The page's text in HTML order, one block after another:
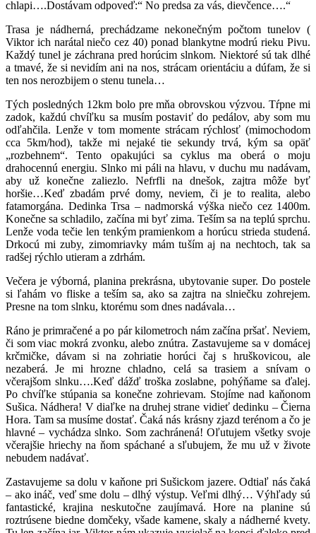
chlapi….Dostávam odpoveď:“ No predsa za vás, dievčence….“
Trasa je nádherná, prechádzame nekonečným počtom tunelov (
Viktor ich narátal niečo cez 40) ponad blankytne modrú rieku Pivu.
Každý tunel je záchrana pred horúcim slnkom. Niektoré sú tak dlhé
a tmavé, že si nevidím ani na nos, strácam orientáciu a dúfam, že si
ten nos nerozbijem o stenu tunela…
Tých posledných 12km bolo pre mňa obrovskou výzvou. Tŕpne mi
zadok, každú chvíľku sa musím postaviť do pedálov, aby som mu
odľahčila. Lenže v tom momente strácam rýchlosť (mimochodom
cca 5km/hod), takže mi nejaké tie sekundy trvá, kým sa opäť
„rozbehnem“. Tento opakujúci sa cyklus ma oberá o moju
drahocennú energiu. Slnko mi páli na hlavu, v duchu mu nadávam,
aby už konečne zaliezlo. Nefrfli na dnešok, zajtra môže byť
horšie…Keď zbadám prvé domy, neviem, či je to realita, alebo
fatamorgána. Dedinka Trsa – nadmorská výška niečo cez 1400m.
Konečne sa schladilo, začína mi byť zima. Teším sa na teplú sprchu.
Lenže voda tečie len tenkým pramienkom a horúcu strieda studená.
Drkocú mi zuby, zimomriavky mám tuším aj na nechtoch, tak sa
radšej rýchlo utieram a zdrhám.
Večera je výborná, planina prekrásna, ubytovanie super. Do postele
si ľahám vo fliske a teším sa, ako sa zajtra na slniečku zohrejem.
Presne na tom slnku, ktorému som dnes nadávala…
Ráno je primračené a po pár kilometroch nám začína pršať. Neviem,
či som viac mokrá zvonku, alebo znútra. Zastavujeme sa v domácej
krčmičke, dávam si na zohriatie horúci čaj s hruškovicou, ale
nezaberá. Je mi hrozne chladno, celá sa trasiem a snívam o
včerajšom slnku….Keď dážď troška zoslabne, pohýňame sa ďalej.
Po chvíľke stúpania sa konečne zohrievam. Stojíme nad kaňonom
Sušica. Nádhera! V diaľke na druhej strane vidieť dedinku – Čierna
Hora. Tam sa musíme dostať. Čaká nás krásny zjazd terénom a čo je
hlavné – vychádza slnko. Som zachránená! Oľutujem všetky svoje
včerajšie hriechy na ňom spáchané a sľubujem, že mu už v živote
nebudem nadávať.
Zastavujeme sa dolu v kaňone pri Sušickom jazere. Odtiaľ nás čaká
– ako ináč, veď sme dolu – dlhý výstup. Veľmi dlhý… Výhľady sú
fantastické, krajina neskutočne zaujímavá. Hore na planine sú
roztrúsene biedne domčeky, všade kamene, skaly a nádherné kvety.